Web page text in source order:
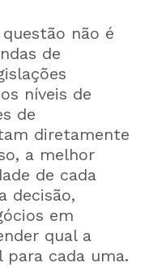
não é
de
níveis de
de
diretamente
a melhor
de cada
decisão,
em
qual a
para cada uma.